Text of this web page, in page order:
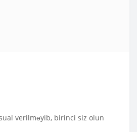
verilməyib, birinci siz olun